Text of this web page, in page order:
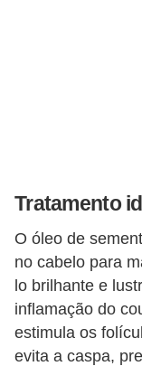
Tratamento
O óleo de
no cabelo para
lo brilhante e
inflamação do
estimula os
evita a caspa,